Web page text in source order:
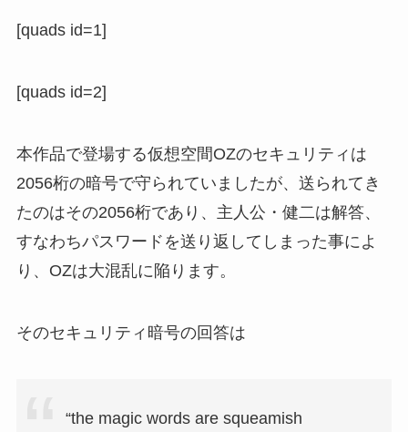
[quads id=1]
[quads id=2]
本作品で登場する仮想空間OZのセキュリティは
2056桁の暗号で守られていましたが、送られてき
たのはその2056桁であり、主人公・健二は解答、
すなわちパスワードを送り返してしまった事によ
り、OZは大混乱に陥ります。
そのセキュリティ暗号の回答は
“the magic words are squeamish